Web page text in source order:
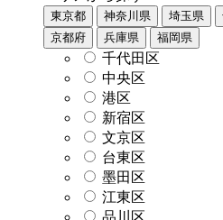
東京都 神奈川県 埼玉県
京都府
兵庫県 福岡県
千代田区
中央区
港区
新宿区
文京区
台東区
墨田区
江東区
品川区